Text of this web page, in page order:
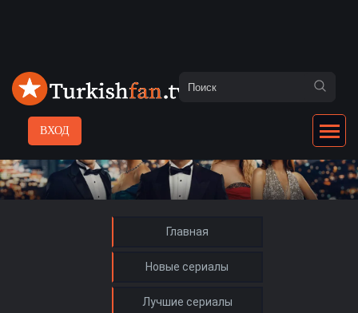
ВХОД
Главная
Новые сериалы
Лучшие сериалы